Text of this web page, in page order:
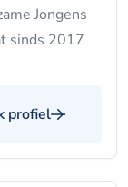
Jongens
sinds 2017
profiel